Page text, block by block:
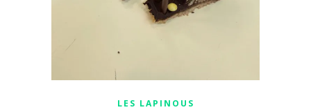
LES LAPINOUS